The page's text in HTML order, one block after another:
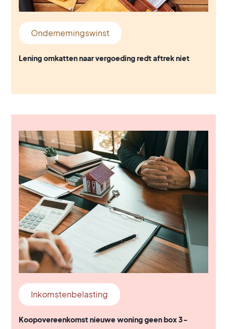
Ondernemingswinst
Lening omkatten naar vergoeding redt aftrek niet
Inkomstenbelasting
Koopovereenkomst nieuwe woning geen box 3-